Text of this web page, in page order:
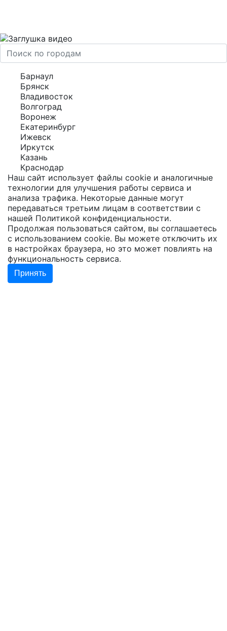
Барнаул
Брянск
Владивосток
Волгоград
Воронеж
Екатеринбург
Ижевск
Иркутск
Казань
Краснодар
Наш сайт использует файлы cookie и аналогичные
технологии для улучшения работы сервиса и
анализа трафика. Некоторые данные могут
передаваться третьим лицам в соответствии с
нашей Политикой конфиденциальности.
Продолжая пользоваться сайтом, вы соглашаетесь
с использованием cookie. Вы можете отключить их
в настройках браузера, но это может повлиять на
функциональность сервиса.
Принять